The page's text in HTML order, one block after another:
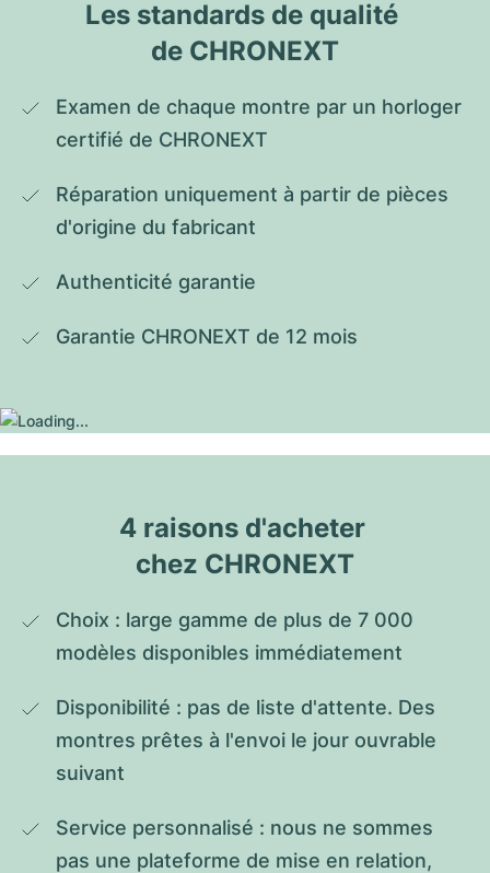
Les standards de qualité
de CHRONEXT
Examen de chaque montre par un horloger
certifié de CHRONEXT
Réparation uniquement à partir de pièces
d'origine du fabricant
Authenticité garantie
Garantie CHRONEXT de 12 mois
4 raisons d'acheter
chez CHRONEXT
Choix : large gamme de plus de 7 000
modèles disponibles immédiatement
Disponibilité : pas de liste d'attente. Des
montres prêtes à l'envoi le jour ouvrable
suivant
Service personnalisé : nous ne sommes
pas une plateforme de mise en relation,